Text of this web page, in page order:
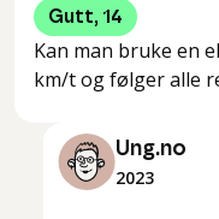
Gutt, 14
Kan man bruke en
km/t og følger alle
Ung.no
2023